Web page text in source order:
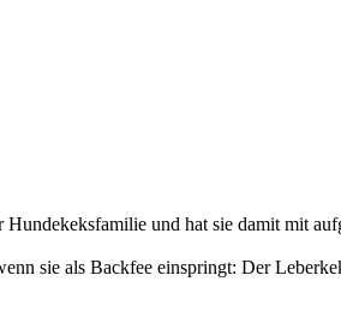
und hat sie damit mit
sie als Backfee einspringt: Der